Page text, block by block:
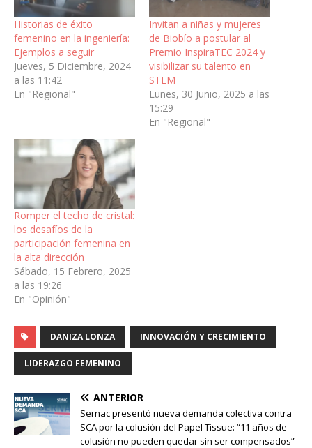
Historias de éxito
femenino en la ingeniería:
Ejemplos a seguir
Jueves, 5 Diciembre, 2024
a las 11:42
En "Regional"
Invitan a niñas y mujeres
de Biobío a postular al
Premio InspiraTEC 2024 y
visibilizar su talento en
STEM
Lunes, 30 Junio, 2025 a las
15:29
En "Regional"
Romper el techo de cristal:
los desafíos de la
participación femenina en
la alta dirección
Sábado, 15 Febrero, 2025
a las 19:26
En "Opinión"
DANIZA LONZA INNOVACIÓN Y CRECIMIENTO
LIDERAZGO FEMENINO
ANTERIOR
Sernac presentó nueva demanda colectiva contra
SCA por la colusión del Papel Tissue: “11 años de
colusión no pueden quedar sin ser compensados”